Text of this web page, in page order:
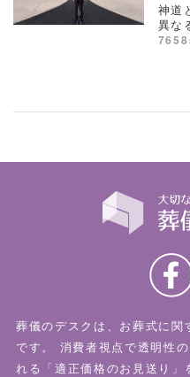
神道
異な
葬儀のデスクは、お葬式に関
です。
消費者視点で透明性
れる「適正価格のお見送り」